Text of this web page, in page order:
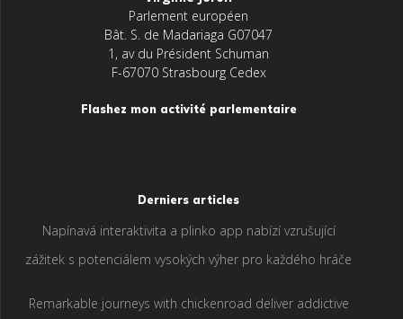
Parlement européen
Bât. S. de Madariaga G07047
1, av du Président Schuman
F-67070 Strasbourg Cedex
Flashez mon activité parlementaire
Derniers articles
Napínavá interaktivita a plinko app nabízí vzrušující
zážitek s potenciálem vysokých výher pro každého hráče
Remarkable journeys with chickenroad deliver addictive